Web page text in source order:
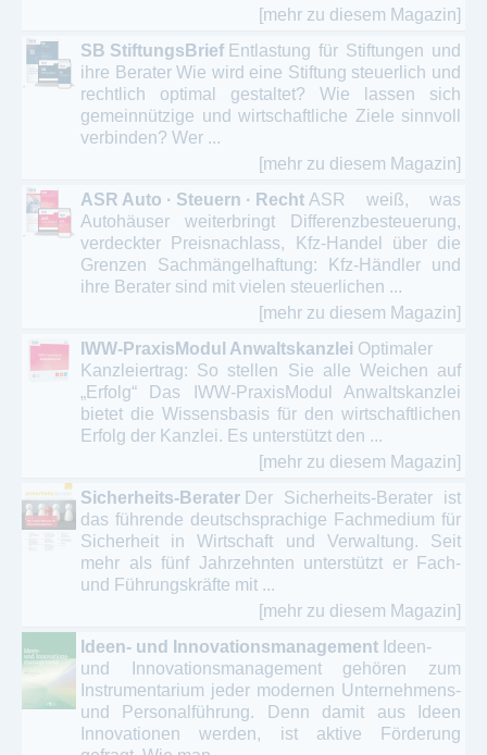
[mehr zu diesem Magazin]
SB StiftungsBrief Entlastung für Stiftungen und
ihre Berater Wie wird eine Stiftung steuerlich und
rechtlich optimal gestaltet? Wie lassen sich
gemeinnützige und wirtschaftliche Ziele sinnvoll
verbinden? Wer ...
[mehr zu diesem Magazin]
ASR Auto · Steuern · Recht ASR weiß, was
Autohäuser weiterbringt Differenzbesteuerung,
verdeckter Preisnachlass, Kfz-Handel über die
Grenzen Sachmängelhaftung: Kfz-Händler und
ihre Berater sind mit vielen steuerlichen ...
[mehr zu diesem Magazin]
IWW-PraxisModul Anwaltskanzlei Optimaler
Kanzleiertrag: So stellen Sie alle Weichen auf
„Erfolg“ Das IWW-PraxisModul Anwaltskanzlei
bietet die Wissensbasis für den wirtschaftlichen
Erfolg der Kanzlei. Es unterstützt den ...
[mehr zu diesem Magazin]
Sicherheits-Berater Der Sicherheits-Berater ist
das führende deutschsprachige Fachmedium für
Sicherheit in Wirtschaft und Verwaltung. Seit
mehr als fünf Jahrzehnten unterstützt er Fach-
und Führungskräfte mit ...
[mehr zu diesem Magazin]
Ideen- und Innovationsmanagement Ideen-
und Innovationsmanagement gehören zum
Instrumentarium jeder modernen Unternehmens-
und Personalführung. Denn damit aus Ideen
Innovationen werden, ist aktive Förderung